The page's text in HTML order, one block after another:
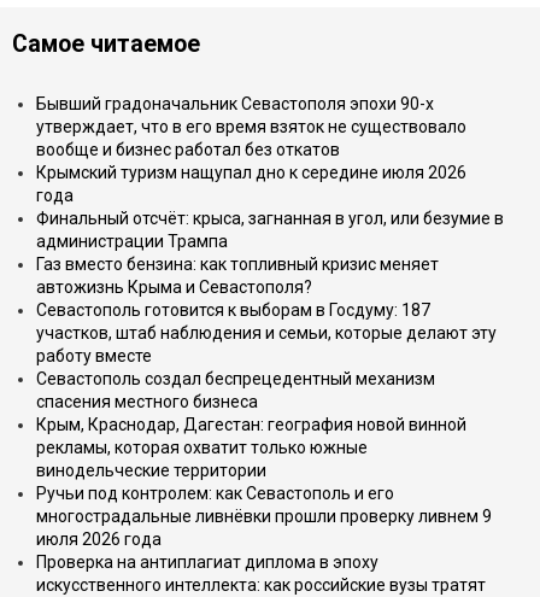
Самое читаемое
Бывший градоначальник Севастополя эпохи 90-х
утверждает, что в его время взяток не существовало
вообще и бизнес работал без откатов
Крымский туризм нащупал дно к середине июля 2026
года
Финальный отсчёт: крыса, загнанная в угол, или безумие в
администрации Трампа
Газ вместо бензина: как топливный кризис меняет
автожизнь Крыма и Севастополя?
Севастополь готовится к выборам в Госдуму: 187
участков, штаб наблюдения и семьи, которые делают эту
работу вместе
Севастополь создал беспрецедентный механизм
спасения местного бизнеса
Крым, Краснодар, Дагестан: география новой винной
рекламы, которая охватит только южные
винодельческие территории
Ручьи под контролем: как Севастополь и его
многострадальные ливнёвки прошли проверку ливнем 9
июля 2026 года
Проверка на антиплагиат диплома в эпоху
искусственного интеллекта: как российские вузы тратят